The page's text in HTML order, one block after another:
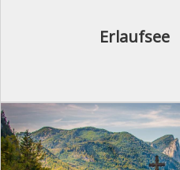
Erlaufsee